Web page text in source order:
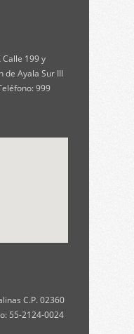
Calle 199 y
de Ayala Sur III
999
C.P. 02360
55-2124-0024